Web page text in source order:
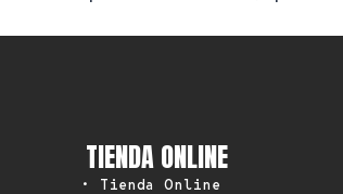
TIENDA ONLINE
• Tienda Online